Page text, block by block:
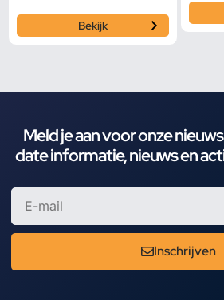
Bekijk
Meld je aan voor onze
date informatie, nieuws en
Inschrijven